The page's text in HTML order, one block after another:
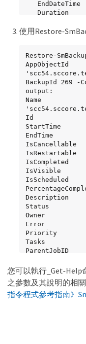
   Status               : Completed
   PolicyName           : Vault
   SmPolicyId           : 18
   BackupName           :
使用Restore-
Restore-
AppObjectId
BackupId 269 -
output:
Name
Id
StartTime
EndTime
IsCancellable
IsRestartable
IsCompleted
IsVisible
IsScheduled
Description
Status
Owner
Error
Priority
Tasks
ParentJobID
JobTypeId
ApisJobKey
ObjectId
PluginCode
您可以執行_Get-Help
之參數及其說明的相
指令程式參考指南》